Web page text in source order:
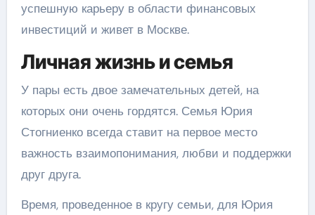
успешную карьеру в области финансовых
инвестиций и живет в Москве.
Личная жизнь и семья
У пары есть двое замечательных детей, на
которых они очень гордятся. Семья Юрия
Стогниенко всегда ставит на первое место
важность взаимопонимания, любви и поддержки
друг друга.
Время, проведенное в кругу семьи, для Юрия